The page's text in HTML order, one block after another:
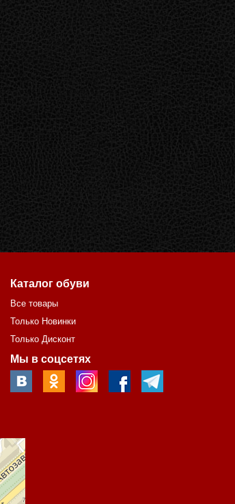
Каталог обуви
Все товары
Только Новинки
Только Дисконт
Мы в соцсетях